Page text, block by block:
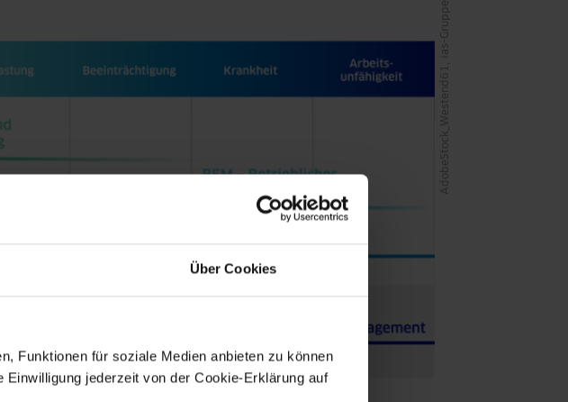
Über Cookies
Funktionen für soziale Medien anbieten zu können
jederzeit von der Cookie-Erklärung auf